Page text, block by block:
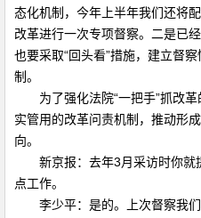
态化机制，今年上半年我们还将
改革进行一次专项督察。二是已
也要采取“回头看”措施，建立督
制。
为了强化法院“一把手”抓改革
实管用的改革问责机制，推动形
向。
新京报：去年3月采访时你就
点工作。
李少平：是的。上次督察我们